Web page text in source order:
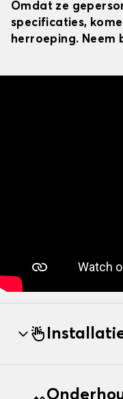
Omdat ze
specificaties,
herroeping. Neem